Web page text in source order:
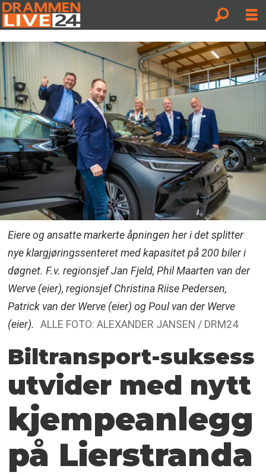
Eiere og ansatte markerte åpningen her i det splitter
nye klargjøringssenteret med kapasitet på 200 biler i
døgnet. F.v. regionsjef Jan Fjeld, Phil Maarten van der
Werve (eier), regionsjef Christina Riise Pedersen,
Patrick van der Werve (eier) og Poul van der Werve
(eier). ALLE FOTO: ALEXANDER JANSEN / DRM24
Biltransport-suksess
utvider med nytt
kjempeanlegg
på Lierstranda